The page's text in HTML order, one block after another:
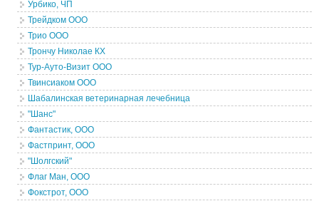
Урбико, ЧП
Трейдком ООО
Трио ООО
Трончу Николае КХ
Тур-Ауто-Визит ООО
Твинсиаком ООО
Шабалинская ветеринарная лечебница
"Шанс"
Фантастик, ООО
Фастпринт, ООО
"Шолгский"
Флаг Ман, ООО
Фокстрот, ООО